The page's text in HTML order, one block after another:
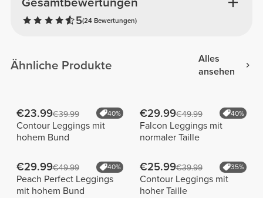
5(24 Bewertungen)
Ähnliche Produkte
Alles
ansehen
€23.99€39.99 40%
Contour Leggings mit
hohem Bund
€29.99€49.99 40%
Falcon Leggings mit
normaler Taille
€29.99€49.99 40%
Peach Perfect Leggings
mit hohem Bund
€25.99€39.99 35%
Contour Leggings mit
hoher Taille